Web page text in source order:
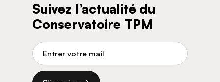
Suivez l’actualité du
Conservatoire TPM
Adresse de courriel